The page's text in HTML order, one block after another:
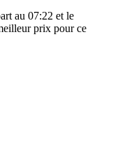
au 07:22 et le
prix pour ce